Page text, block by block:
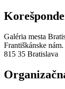
Galéria mesta
Františkánske nám.
815 35 Bratislava